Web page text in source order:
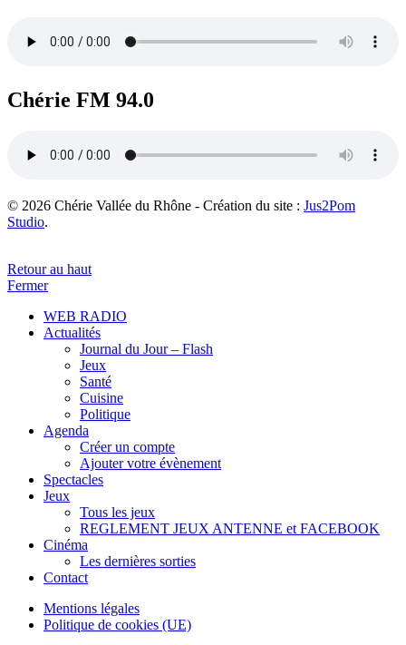
Chérie FM 94.0
© 2026 Chérie Vallée du Rhône - Création du site : Jus2Pom
Studio.
Retour au haut
Fermer
WEB RADIO
Actualités
Journal du Jour – Flash
Jeux
Santé
Cuisine
Politique
Agenda
Créer un compte
Ajouter votre évènement
Spectacles
Jeux
Tous les jeux
REGLEMENT JEUX ANTENNE et FACEBOOK
Cinéma
Les dernières sorties
Contact
Mentions légales
Politique de cookies (UE)